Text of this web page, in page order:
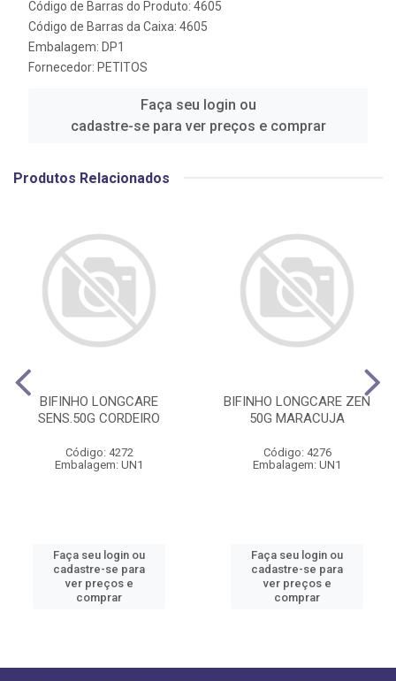
Código de Barras do Produto: 4605
Código de Barras da Caixa: 4605
Embalagem: DP1
Fornecedor: PETITOS
Faça seu login ou
cadastre-se para ver preços e comprar
Produtos Relacionados
BIFINHO LONGCARE
SENS.50G CORDEIRO
Código: 4272
Embalagem: UN1
Faça seu login ou
cadastre-se para
ver preços e
comprar
BIFINHO LONGCARE ZEN
50G MARACUJA
Código: 4276
Embalagem: UN1
Faça seu login ou
cadastre-se para
ver preços e
comprar